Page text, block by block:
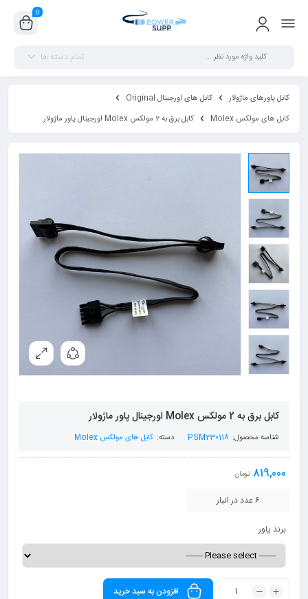
0
تمام دسته ها
کابل پاورهای ماژولار
کابل های اورجینال Original
کابل های مولکس Molex
کابل برق به 2 مولکس Molex اورجینال پاور ماژولار
کابل برق به 2 مولکس Molex اورجینال پاور ماژولار
شناسه محصول: PSM230118 دسته: کابل های مولکس Molex
819,000 تومان
6 عدد در انبار
برند پاور
افزودن به سبد خرید